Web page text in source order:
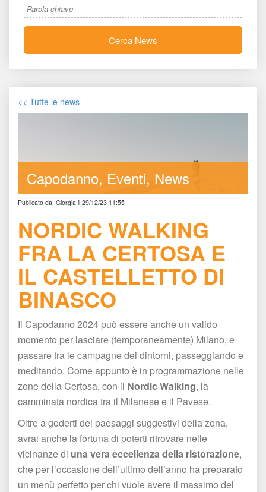
Cerca New
<< Tutte le new
Capodanno Eventi New
Publicato da: Giorgia il 29/12/23 11:55
NORDIC WALKING
FRA LA CERTOSA E
IL CASTELLETTO DI
BINASCO
Il Capodanno 2024 può essere anche un valido
momento per lasciare (temporaneamente) Milano, e
passare tra le campagne dei dintorni, passeggiando e
meditando. Come appunto è in programmazione nelle
zone della Certosa, con il Nordic Walking, la
camminata nordica tra il Milanese e il Pavese.
Oltre a goderti dei paesaggi suggestivi della zona,
avrai anche la fortuna di poterti ritrovare nelle
vicinanze di una vera eccellenza della ristorazione,
che per l’occasione dell’ultimo dell’anno ha preparato
un menù perfetto per chi vuole avere il massimo del